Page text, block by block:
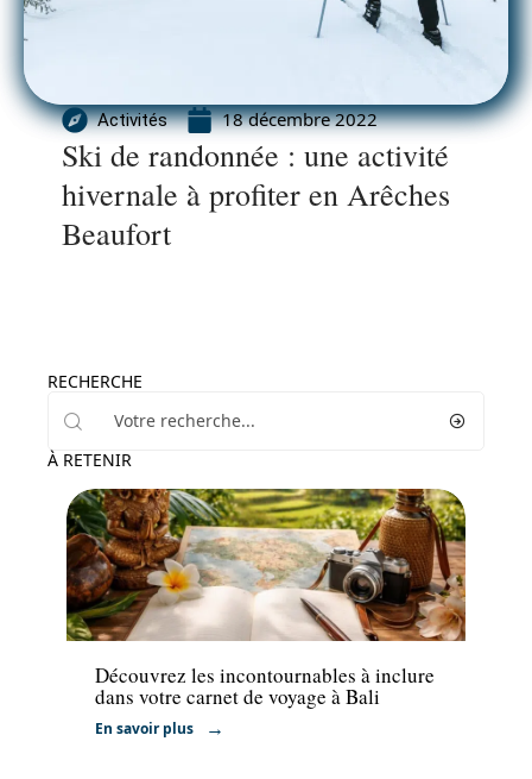
Activités 18 décembre 2022
Ski de randonnée : une activité
hivernale à profiter en Arêches
Beaufort
RECHERCHE
À RETENIR
Actu
Découvrez les incontournables à inclure
dans votre carnet de voyage à Bali
En savoir plus